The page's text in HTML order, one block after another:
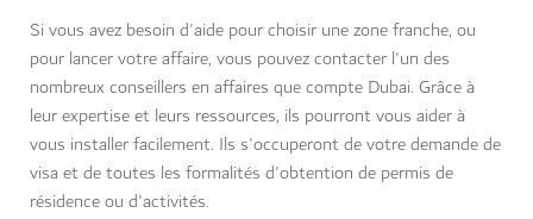
Si vous avez besoin d'aide pour choisir une zone franche, ou
pour lancer votre affaire, vous pouvez contacter l'un des
nombreux conseillers en affaires que compte Dubai. Grâce à
leur expertise et leurs ressources, ils pourront vous aider à
vous installer facilement. Ils s'occuperont de votre demande de
visa et de toutes les formalités d'obtention de permis de
résidence ou d'activités.